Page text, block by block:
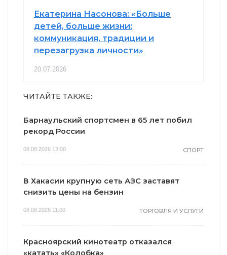
Екатерина Насонова: «Больше
детей, больше жизни:
коммуникация, традиции и
перезагрузка личности»
20.07.2026
ЧИТАЙТЕ ТАКЖЕ:
Барнаульский спортсмен в 65 лет побил
рекорд России
08.08.2026 12:00 СПОРТ
В Хакасии крупную сеть АЗС заставят
снизить цены на бензин
08.08.2026 11:00 ТОРГОВЛЯ И УСЛУГИ
Красноярский кинотеатр отказался
«катать» «Колобка»